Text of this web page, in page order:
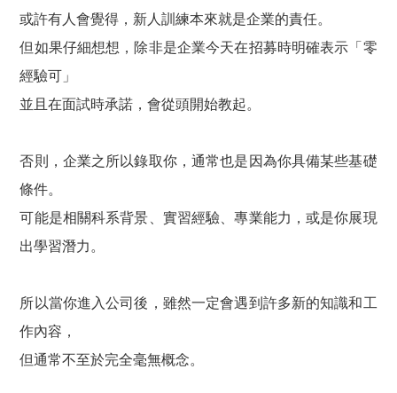
或許有人會覺得，新人訓練本來就是企業的責任。
但如果仔細想想，除非是企業今天在招募時明確表示「零
經驗可」
並且在面試時承諾，會從頭開始教起。
否則，企業之所以錄取你，通常也是因為你具備某些基礎
條件。
可能是相關科系背景、實習經驗、專業能力，或是你展現
出學習潛力。
所以當你進入公司後，雖然一定會遇到許多新的知識和工
作內容，
但通常不至於完全毫無概念。